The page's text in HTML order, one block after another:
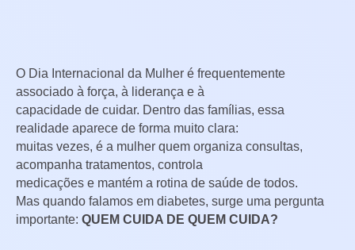
O Dia Internacional da Mulher é frequentemente
associado à força, à liderança e à
capacidade de cuidar. Dentro das famílias, essa
realidade aparece de forma muito clara:
muitas vezes, é a mulher quem organiza consultas,
acompanha tratamentos, controla
medicações e mantém a rotina de saúde de todos.
Mas quando falamos em diabetes, surge uma pergunta
importante: QUEM CUIDA DE QUEM CUIDA?